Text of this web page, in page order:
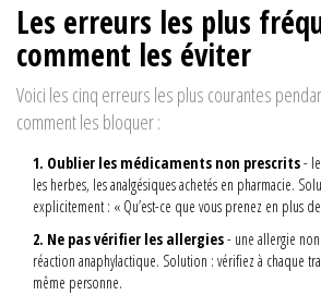
Les erreurs les plus
comment les éviter
Voici les cinq erreurs les plus courantes
comment les bloquer :
1. Oublier les médicaments non prescrits-
les herbes, les analgésiques achetés en pharmacie.
explicitement : « Qu’est-ce que vous prenez en plus
2. Ne pas vérifier les allergies- une allergie
réaction anaphylactique. Solution : vérifiez à chaque
même personne.